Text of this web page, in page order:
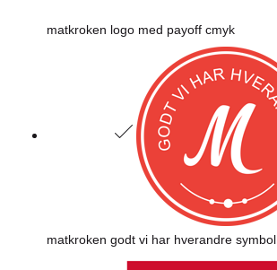
matkroken logo med payoff cmyk
matkroken godt vi har hverandre symbol